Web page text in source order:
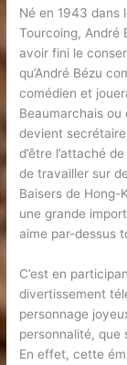
Né en 1943 dans
Tourcoing, André
avoir fini le
qu’André Bézu
comédien et
Beaumarchais ou
devient
d’être l’attaché
de travailler sur
Baisers de Hong-
une grande
aime par-dessus
C’est en
divertissement
personnage
personnalité, que
En effet, cette